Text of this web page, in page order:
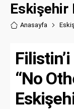
Eskişehir
Anasayfa
“No